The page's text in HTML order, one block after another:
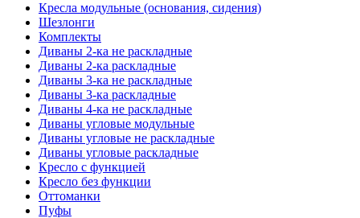
Кресла модульные (основания, сидения)
Шезлонги
Комплекты
Диваны 2-ка не раскладные
Диваны 2-ка раскладные
Диваны 3-ка не раскладные
Диваны 3-ка раскладные
Диваны 4-ка не раскладные
Диваны угловые модульные
Диваны угловые не раскладные
Диваны угловые раскладные
Кресло с функцией
Кресло без функции
Оттоманки
Пуфы